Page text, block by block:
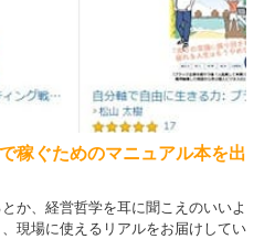
稼ぐためのマニュアル本を出
か、経営哲学を耳に聞こえのいいよ
現場に使えるリアルをお届けしてい